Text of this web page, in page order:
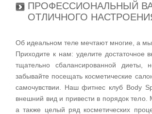
ПРОФЕССИОНАЛЬНЫЙ
ОТЛИЧНОГО
Об идеальном теле мечтают многие, а
Приходите к нам: уделите достаточное
тщательно сбалансированной диеты,
забывайте посещать косметические
самочувствии. Наш фитнес клуб Body
внешний вид и привести в порядок
а также целый ряд косметических